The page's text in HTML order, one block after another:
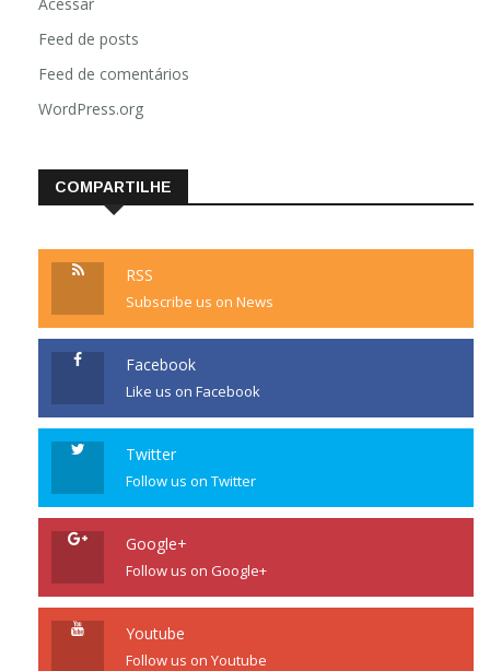
Feed de posts
Feed de comentários
WordPress.org
COMPARTILHE
RSS
Subscribe us on News
Facebook
Like us on Facebook
Twitter
Follow us on Twitter
Google+
Follow us on Google+
Youtube
Follow us on Youtube